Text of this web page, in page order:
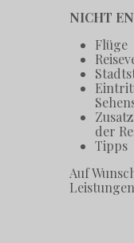
NICHT
Flüge
der
Tipps
Auf